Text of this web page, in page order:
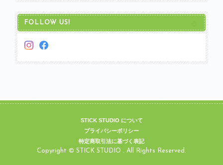
FOLLOW US!
STICK STUDIO について
プライバシーポリシー
特定商取引法に基づく表記
Copyright © STICK STUDIO . All Rights Reserved.